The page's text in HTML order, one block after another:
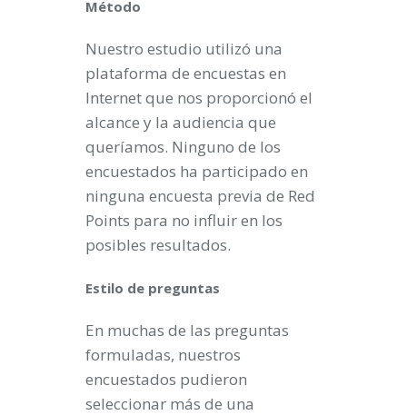
Método
Nuestro estudio utilizó una
plataforma de encuestas en
Internet que nos proporcionó el
alcance y la audiencia que
queríamos. Ninguno de los
encuestados ha participado en
ninguna encuesta previa de Red
Points para no influir en los
posibles resultados.
Estilo de preguntas
En muchas de las preguntas
formuladas, nuestros
encuestados pudieron
seleccionar más de una